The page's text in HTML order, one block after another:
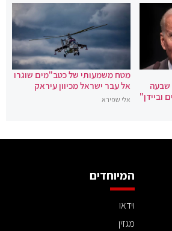
שבעה
וביידן"
מטח משמעותי של כטב"מים שוגרו
אל עבר ישראל מכיוון עיראק
אלי שפירא
המיוחדים
וידאו
מגזין